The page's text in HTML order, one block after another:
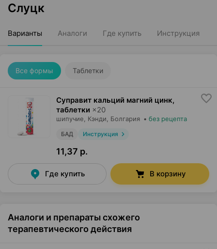
Слуцк
Варианты Аналоги Где купить Инструкция
Все формы Таблетки
Суправит кальций магний цинк,
таблетки ×20
шипучие, Кэнди , Болгария • без рецепта
БАД Инструкция
11,37 р.
Где купить В корзину
Аналоги и препараты схожего
терапевтического действия